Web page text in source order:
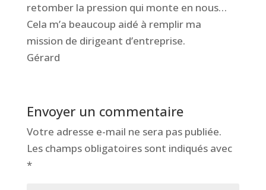
retomber la pression qui monte en nous…
Cela m’a beaucoup aidé à remplir ma
mission de dirigeant d’entreprise.
Gérard
Envoyer un commentaire
Votre adresse e-mail ne sera pas publiée.
Les champs obligatoires sont indiqués avec
*